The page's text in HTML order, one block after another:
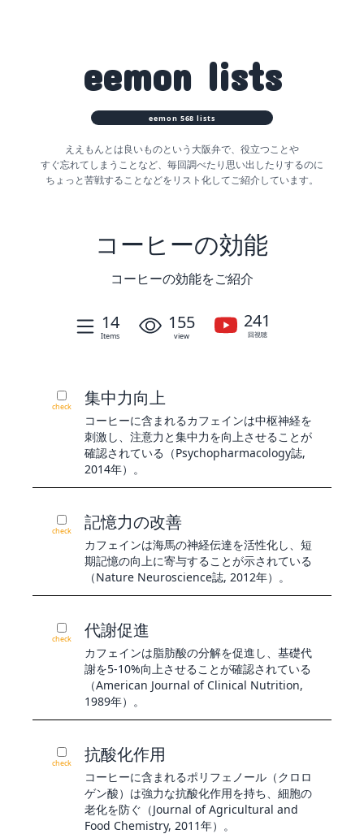
eemon lists
eemon 568 lists
ええもんとは良いものという大阪弁で、役立つことや
すぐ忘れてしまうことなど、 毎回調べたり思い出したりするのに
ちょっと苦戦することなどをリスト化してご紹介しています。
コーヒーの効能
コーヒーの効能をご紹介
14
Items
155
view
241
回視聴
check 集中力向上
コーヒーに含まれるカフェインは中枢神経を
刺激し、注意力と集中力を向上させることが
確認されている（Psychopharmacology誌,
2014年）。
check 記憶力の改善
カフェインは海馬の神経伝達を活性化し、短
期記憶の向上に寄与することが示されている
（Nature Neuroscience誌, 2012年）。
check 代謝促進
カフェインは脂肪酸の分解を促進し、基礎代
謝を5-10%向上させることが確認されている
（American Journal of Clinical Nutrition,
1989年）。
check 抗酸化作用
コーヒーに含まれるポリフェノール（クロロ
ゲン酸）は強力な抗酸化作用を持ち、細胞の
老化を防ぐ（Journal of Agricultural and
Food Chemistry, 2011年）。